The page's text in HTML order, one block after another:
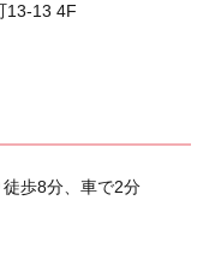
13-13 4F
歩8分、車で2分